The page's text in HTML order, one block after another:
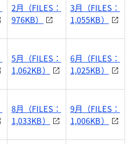
2月（FILES：
976KB）
3月（FILES：
1,055KB）
5月（FILES：
1,062KB）
6月（FILES：
1,025KB）
8月（FILES：
1,033KB）
9月（FILES：
1,006KB）